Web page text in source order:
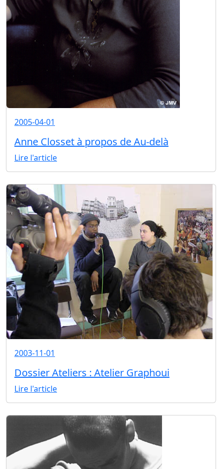
2005-04-01
Anne Closset à propos de Au-delà
Lire l'article
2003-11-01
Dossier Ateliers : Atelier Graphoui
Lire l'article